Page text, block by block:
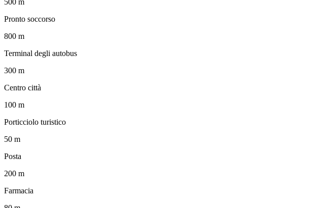
Pronto soccorso
800 m
Terminal degli autobus
300 m
Centro città
100 m
Porticciolo turistico
50 m
Posta
200 m
Farmacia